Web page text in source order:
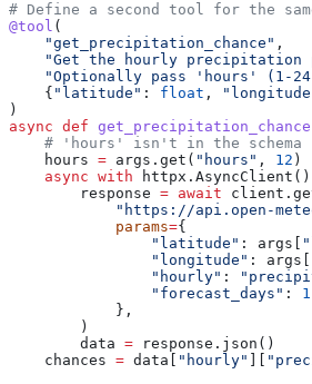
# Define a second tool for the
@tool (
    "get_precipitation_chance"
,
"Get the hourly precipitation
"Optionally pass 'hours' (1-
    {
"latitude" : float ,
)
async def get_precipitation_chance
# 'hours' isn't in the schema
    hours
= args.get( "hours" , 12 )
    async
with httpx.AsyncClient()
        response
= await
"https://api.open-
            params
={
                "latitude"
: args[
                "longitude"
: args[
                "hourly"
:
                "forecast_days"
: 1
            },
        )
        data
= response.json()
    chances
= data[ "hourly"